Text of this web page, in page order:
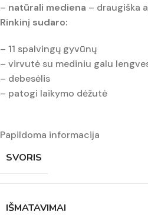
– natūrali mediena – draugiška
Rinkinį sudaro:
– 11 spalvingų gyvūnų
– virvutė su mediniu galu
– debesėlis
– patogi laikymo dėžutė
Papildoma informacija
SVORIS
IŠMATAVIMAI